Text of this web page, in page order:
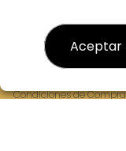
Aviso Legal
Política de Privacidad
Condiciones de Compra
Aceptar